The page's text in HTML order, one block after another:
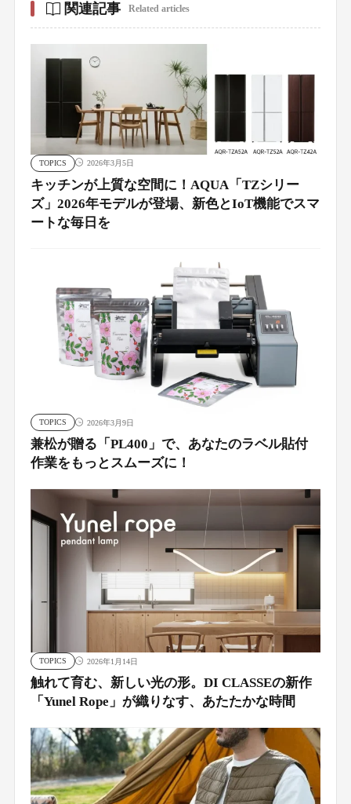
関連記事 Related articles
TOPICS 2026年3月5日
キッチンが上質な空間に！AQUA「TZシリー
ズ」2026年モデルが登場、新色とIoT機能でスマ
ートな毎日を
TOPICS 2026年3月9日
兼松が贈る「PL400」で、あなたのラベル貼付
作業をもっとスムーズに！
TOPICS 2026年1月14日
触れて育む、新しい光の形。DI CLASSEの新作
「Yunel Rope」が織りなす、あたたかな時間